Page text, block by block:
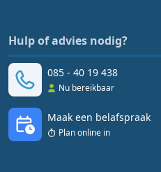
Hulp of advies nodig?
085 - 40 19 438
Nu bereikbaar
Maak een belafspraak
Plan online in